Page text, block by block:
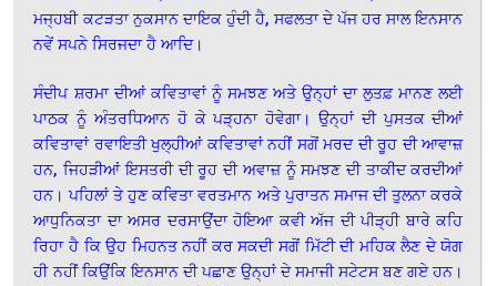
ਮਜ੍ਹਬੀ ਕਟੜਤਾ ਨੁਕਸਾਨ ਦਾਇਕ ਹੁੰਦੀ ਹੈ, ਸਫਲਤਾ ਦੇ ਪੱਜ ਹਰ ਸਾਲ ਇਨਸਾਨ
ਨਵੇਂ ਸਪਨੇ ਸਿਰਜਦਾ ਹੈ ਆਦਿ।
ਸੰਦੀਪ ਸ਼ਰਮਾ ਦੀਆਂ ਕਵਿਤਾਵਾਂ ਨੂੰ ਸਮਝਣ ਅਤੇ ਉਨ੍ਹਾਂ ਦਾ ਲੁਤਫ਼ ਮਾਨਣ ਲਈ
ਪਾਠਕ ਨੂੰ ਅੰਤਰਧਿਆਨ ਹੋ ਕੇ ਪੜ੍ਹਨਾ ਹੋਵੇਗਾ। ਉਨ੍ਹਾਂ ਦੀ ਪੁਸਤਕ ਦੀਆਂ
ਕਵਿਤਾਵਾਂ ਰਵਾਇਤੀ ਖੁਲ੍ਹੀਆਂ ਕਵਿਤਾਵਾਂ ਨਹੀਂ ਸਗੋਂ ਮਰਦ ਦੀ ਰੂਹ ਦੀ ਆਵਾਜ਼
ਹਨ, ਜਿਹੜੀਆਂ ਇਸਤਰੀ ਦੀ ਰੂਹ ਦੀ ਅਵਾਜ਼ ਨੂੰ ਸਮਝਣ ਦੀ ਤਾਕੀਦ ਕਰਦੀਆਂ
ਹਨ। ਪਹਿਲਾਂ ਤੇ ਹੁਣ ਕਵਿਤਾ ਵਰਤਮਾਨ ਅਤੇ ਪੁਰਾਤਨ ਸਮਾਜ ਦੀ ਤੁਲਨਾ ਕਰਕੇ
ਆਧੁਨਿਕਤਾ ਦਾ ਅਸਰ ਦਰਸਾਉਂਦਾ ਹੋਇਆ ਕਵੀ ਅੱਜ ਦੀ ਪੀੜ੍ਹੀ ਬਾਰੇ ਕਹਿ
ਰਿਹਾ ਹੈ ਕਿ ਉਹ ਮਿਹਨਤ ਨਹੀਂ ਕਰ ਸਕਦੀ ਸਗੋਂ ਮਿੱਟੀ ਦੀ ਮਹਿਕ ਲੈਣ ਦੇ ਯੋਗ
ਹੀ ਨਹੀਂ ਕਿਉਂਕਿ ਇਨਸਾਨ ਦੀ ਪਛਾਣ ਉਨ੍ਹਾਂ ਦੇ ਸਮਾਜੀ ਸਟੇਟਸ ਬਣ ਗਏ ਹਨ।